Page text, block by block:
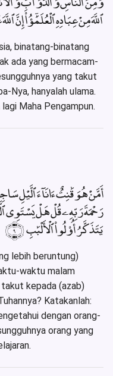
ٱللَّهَ مِنْ عِبَادِهِ ٱلْعُلَمَٰٓؤُا۟ إِنَّ
binatang-binatang
ada yang bermacam-
yang takut
Nya, hanyalah ulama.
Maha Pengampun.
أَمَّنْ هُوَ قَٰنِتٌ ءَانَآءَ ٱلَّيْلِ
رَحْمَةَ رَبِّهِۦ قُلْ هَلْ يَسْتَوِى
يَتَذَكَّرُ أُو۟لُوا۟ ٱلْأَلْبَٰبِ ﴿٩﴾
lebih beruntung)
waktu malam
takut kepada (azab)
Katakanlah:
dengan orang-
orang yang